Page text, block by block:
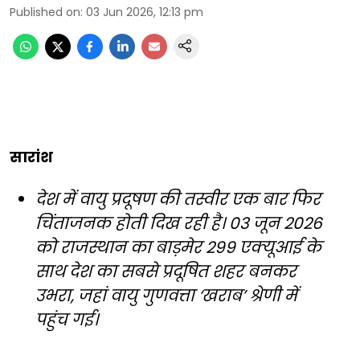
Published on: 03 Jun 2026, 12:13 pm
सारांश
देश में वायु प्रदूषण की तस्वीर एक बार फिर
चिंताजनक होती दिख रही है। 03 जून 2026
को राजस्थान का बाड़मेर 299 एक्यूआई के
साथ देश का सबसे प्रदूषित शहर बनकर
उभरा, जहां वायु गुणवत्ता ‘खराब’ श्रेणी में
पहुंच गई।